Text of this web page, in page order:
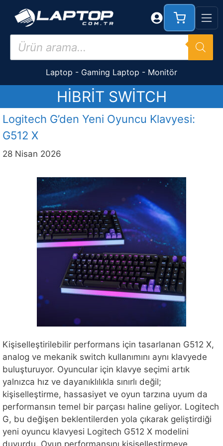
Products
search
Laptop - Gaming Laptop - Monitör
HIBRIT SWITCH
Logitech G’den Yeni Oyuncu Klavyesi:
G512 X
28 Nisan 2026
Kişiselleştirilebilir performans için tasarlanan G512 X,
analog ve mekanik switch kullanımını aynı klavyede
buluşturuyor. Oyuncular için klavye seçimi artık
yalnızca hız ve dayanıklılıkla sınırlı değil;
kişiselleştirme, hassasiyet ve oyun tarzına uyum da
performansın temel bir parçası haline geliyor. Logitech
G, bu değişen beklentilerden yola çıkarak geliştirdiği
yeni oyuncu klavyesi Logitech G512 X modelini